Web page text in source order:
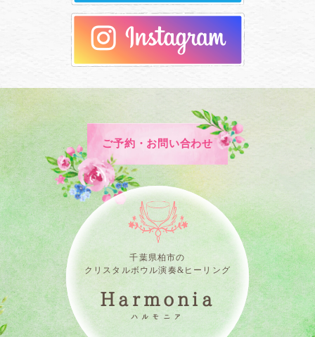
ご予約・お問い合わせ
千葉県柏市の
クリスタルボウル演奏&ヒーリング
Harmonia
ハルモニア